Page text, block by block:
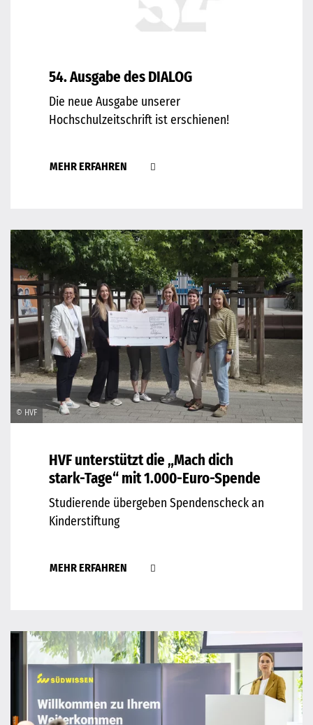
54. Ausgabe des DIALOG
Die neue Ausgabe unserer
Hochschulzeitschrift ist erschienen!
MEHR ERFAHREN
© HVF
HVF unterstützt die „Mach dich
stark-Tage“ mit 1.000-Euro-Spende
Studierende übergeben Spendenscheck an
Kinderstiftung
MEHR ERFAHREN